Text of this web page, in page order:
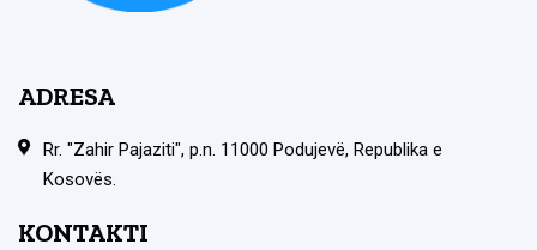
ADRESA
Rr. "Zahir Pajaziti", p.n. 11000 Podujevë, Republika e
Kosovës.
KONTAKTI